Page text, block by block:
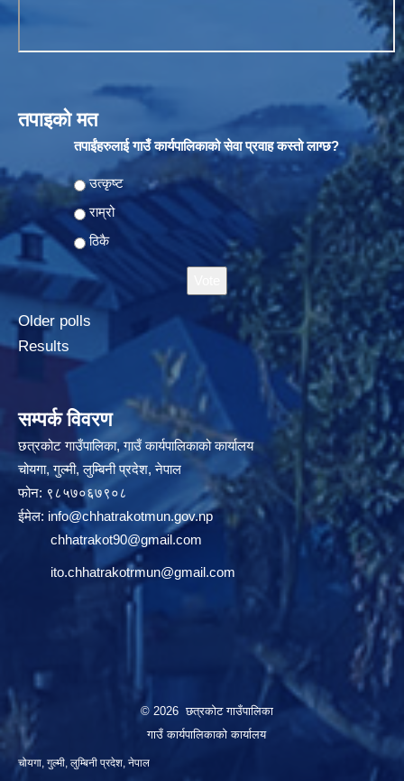
तपाइको मत
तपाईंहरुलाई गाउँ कार्यपालिकाको सेवा प्रवाह कस्तो लाग्छ?
Choices
उत्कृष्ट
राम्रो
ठिकै
Older polls
Results
सम्पर्क विवरण
छत्रकोट गाउँपालिका, गाउँ कार्यपालिकाको कार्यालय
चोयगा, गुल्मी, लुम्बिनी प्रदेश, नेपाल
फोन: ९८५७०६७९०८
ईमेल: info@chhatrakotmun.gov.np
chhatrakot90@gmail.com
ito.chhatrakotrmun@gmail.com
© 2026 छत्रकोट गाउँपालिका
गाउँ कार्यपालिकाको कार्यालय
चोयगा, गुल्मी, लुम्बिनी प्रदेश, नेपाल